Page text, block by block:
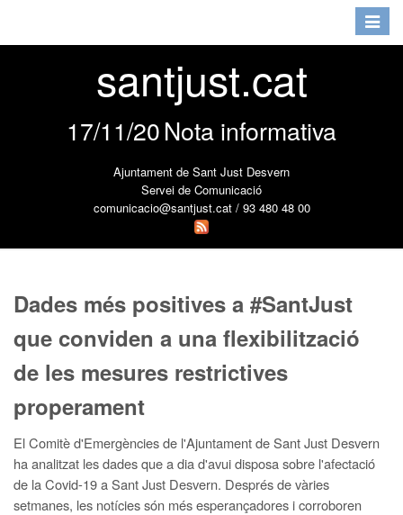
Toggle
santjust.cat
17/11/20Nota informativa
Ajuntament de Sant Just Desvern
Servei de Comunicació
comunicacio@santjust.cat / 93 480 48 00
Dades més positives a #SantJust
que conviden a una flexibilització
de les mesures restrictives
properament
El Comitè d'Emergències de l'Ajuntament de Sant Just Desvern
ha analitzat les dades que a dia d'avui disposa sobre l'afectació
de la Covid-19 a Sant Just Desvern. Després de vàries
setmanes, les notícies són més esperançadores i corroboren